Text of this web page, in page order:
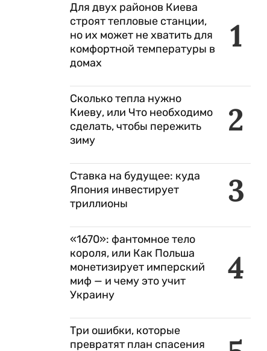
1
Для двух районов Киева
строят тепловые станции,
но их может не хватить для
комфортной температуры в
домах
2
Сколько тепла нужно
Киеву, или Что необходимо
сделать, чтобы пережить
зиму
3
Ставка на будущее: куда
Япония инвестирует
триллионы
4
«1670»: фантомное тело
короля, или Как Польша
монетизирует имперский
миф — и чему это учит
Украину
Три ошибки, которые
превратят план спасения